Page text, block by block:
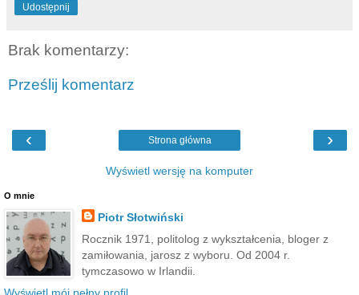
Udostępnij
Brak komentarzy:
Prześlij komentarz
‹ ›
Strona główna
Wyświetl wersję na komputer
O mnie
Piotr Słotwiński
Rocznik 1971, politolog z wykształcenia, bloger z
zamiłowania, jarosz z wyboru. Od 2004 r.
tymczasowo w Irlandii.